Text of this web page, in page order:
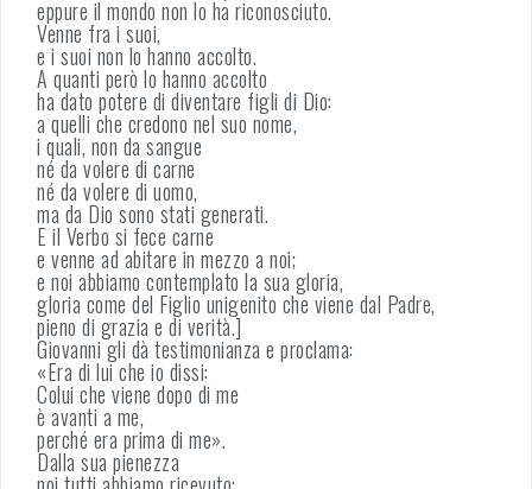
eppure il mondo non lo ha riconosciuto.
Venne fra i suoi,
e i suoi non lo hanno accolto.
A quanti però lo hanno accolto
ha dato potere di diventare figli di Dio:
a quelli che credono nel suo nome,
i quali, non da sangue
né da volere di carne
né da volere di uomo,
ma da Dio sono stati generati.
E il Verbo si fece carne
e venne ad abitare in mezzo a noi;
e noi abbiamo contemplato la sua gloria,
gloria come del Figlio unigenito che viene dal Padre,
pieno di grazia e di verità.]
Giovanni gli dà testimonianza e proclama:
«Era di lui che io dissi:
Colui che viene dopo di me
è avanti a me,
perché era prima di me».
Dalla sua pienezza